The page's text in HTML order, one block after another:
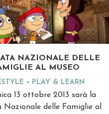
NAZIONALE DELLE
AL MUSEO
PLAY & LEARN
13 ottobre 2013 sarà la
Nazionale delle Famiglie al